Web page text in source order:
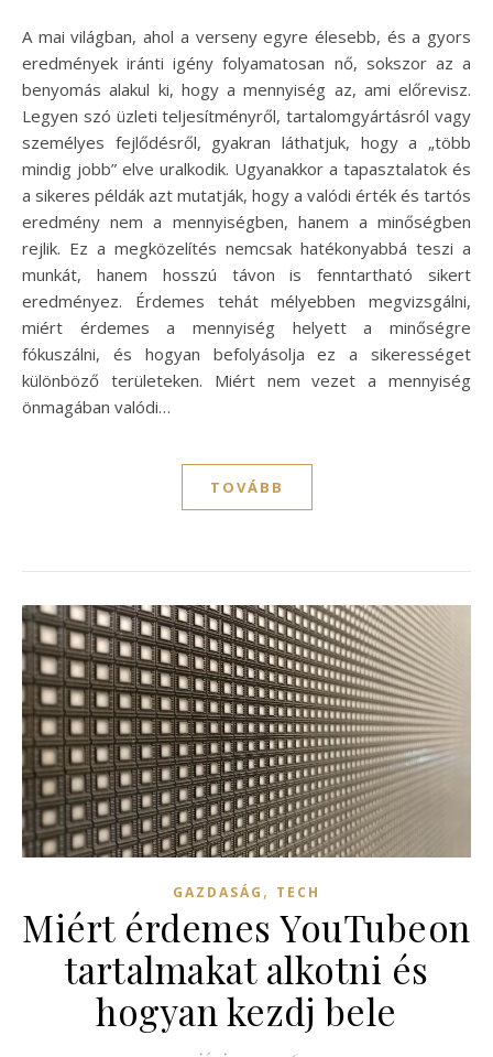
A mai világban, ahol a verseny egyre élesebb, és a gyors
eredmények iránti igény folyamatosan nő, sokszor az a
benyomás alakul ki, hogy a mennyiség az, ami előrevisz.
Legyen szó üzleti teljesítményről, tartalomgyártásról vagy
személyes fejlődésről, gyakran láthatjuk, hogy a „több
mindig jobb” elve uralkodik. Ugyanakkor a tapasztalatok és
a sikeres példák azt mutatják, hogy a valódi érték és tartós
eredmény nem a mennyiségben, hanem a minőségben
rejlik. Ez a megközelítés nemcsak hatékonyabbá teszi a
munkát, hanem hosszú távon is fenntartható sikert
eredményez. Érdemes tehát mélyebben megvizsgálni,
miért érdemes a mennyiség helyett a minőségre
fókuszálni, és hogyan befolyásolja ez a sikerességet
különböző területeken. Miért nem vezet a mennyiség
önmagában valódi…
TOVÁBB
GAZDASÁG , TECH
Miért érdemes YouTubeon
tartalmakat alkotni és
hogyan kezdj bele